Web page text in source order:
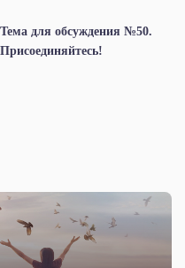
Тема для обсуждения №50.
Присоединяйтесь!